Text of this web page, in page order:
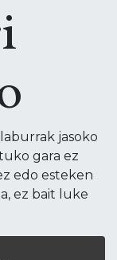
jasoko
gara ez
edo esteken
ez bait luke